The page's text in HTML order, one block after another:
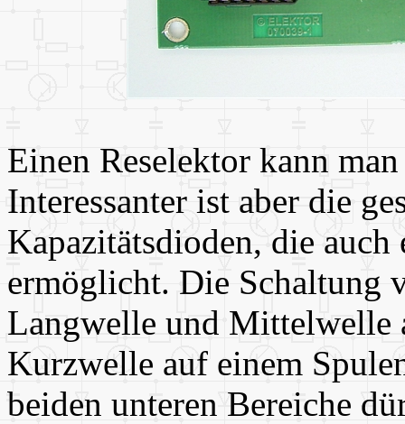
Einen Reselektor kann
Interessanter ist aber die
Kapazitätsdioden, die
ermöglicht. Die Schaltung
Langwelle und Mittelwelle
Kurzwelle auf einem
beiden unteren Bereiche